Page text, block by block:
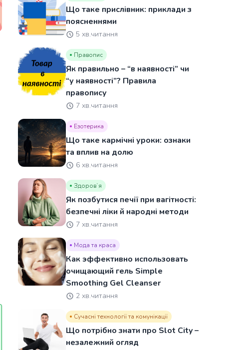
Що таке прислівник: приклади з
поясненнями
5 хв.читання
Правопис
Як правильно – “в наявності” чи
“у наявності”? Правила
правопису
7 хв.читання
Езотерика
Що таке кармічні уроки: ознаки
та вплив на долю
6 хв.читання
Здоровʼя
Як позбутися печії при вагітності:
безпечні ліки й народні методи
7 хв.читання
Мода та краса
Как эффективно использовать
очищающий гель Simple
Smoothing Gel Cleanser
2 хв.читання
Сучасні технології та комунікації
Що потрібно знати про Slot City –
незалежний огляд